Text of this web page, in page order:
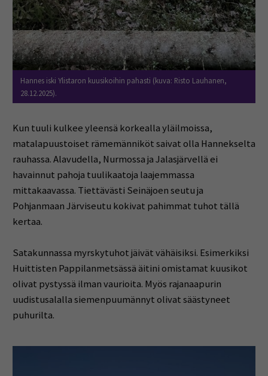
Hannes iski Ylistaron kuusikoihin pahasti (kuva: Risto Lauhanen,
28.12.2025).
Kun tuuli kulkee yleensä korkealla yläilmoissa,
matalapuustoiset rämemänniköt saivat olla Hannekselta
rauhassa. Alavudella, Nurmossa ja Jalasjärvellä ei
havainnut pahoja tuulikaatoja laajemmassa
mittakaavassa. Tiettävästi Seinäjoen seutu ja
Pohjanmaan Järviseutu kokivat pahimmat tuhot tällä
kertaa.
Satakunnassa myrskytuhot jäivät vähäisiksi. Esimerkiksi
Huittisten Pappilanmetsässä äitini omistamat kuusikot
olivat pystyssä ilman vaurioita. Myös rajanaapurin
uudistusalalla siemenpuumännyt olivat säästyneet
puhurilta.